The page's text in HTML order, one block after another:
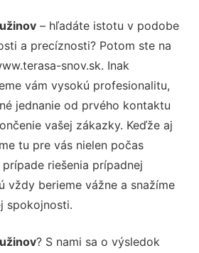
– hľadáte istotu v podobe
a precíznosti? Potom ste na
snov.sk. Inak
vám vysokú profesionalitu,
jednanie od prvého kontaktu
vašej zákazky. Keďže aj
tu pre vás nielen počas
riešenia prípadnej
vždy berieme vážne a snažíme
spokojnosti.
? S nami sa o výsledok